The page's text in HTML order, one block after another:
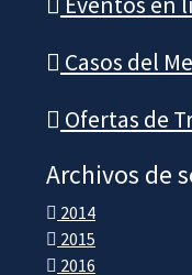
Casos del
Ofertas de
Archivos de
2014
2015
2016